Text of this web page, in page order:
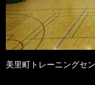
美里町トレーニングセ